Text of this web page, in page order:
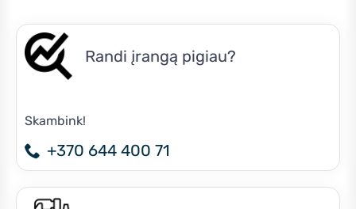
Randi įrangą pigiau?
Skambink!
+370 644 400 71